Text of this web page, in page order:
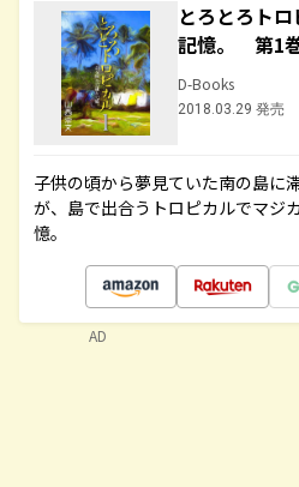
とろとろト
記憶。 第1
D-Books
2018.03.29 発売
子供の頃から夢見ていた南の島に
が、島で出合うトロピカルでマジ
憶。
AD